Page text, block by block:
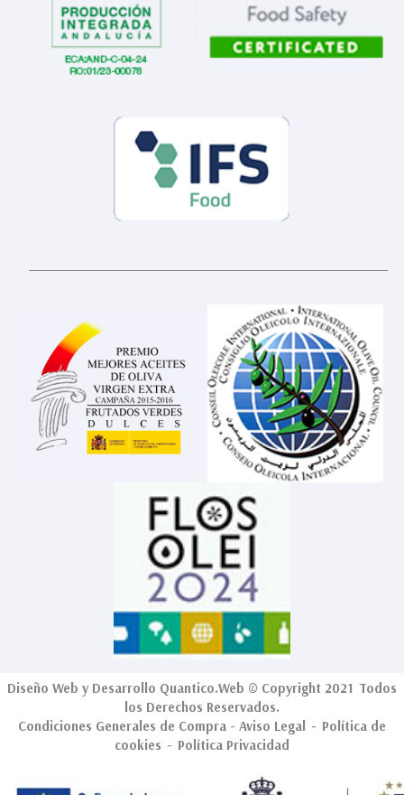
Diseño Web y Desarrollo Quantico.Web © Copyright 2021 Todos
los Derechos Reservados.
Condiciones Generales de Compra - Aviso Legal - Política de
cookies - Política Privacidad